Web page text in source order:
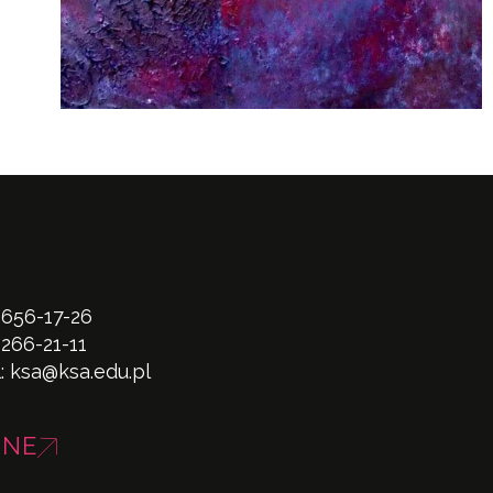
17-26
21-11
ksa@ksa.edu.pl